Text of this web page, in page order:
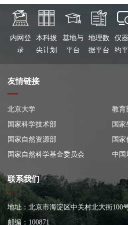
内网登
录
本科拔
尖计划
基地与
平台
地理数
据平台
仪
约
友情链接
北京大学
教育
国家科学技术部
国
国家自然资源部
国
国家自然科学基金委员会
中国
联系我们
地址：北京市海淀区中关村北大街100
大楼
邮编：100871